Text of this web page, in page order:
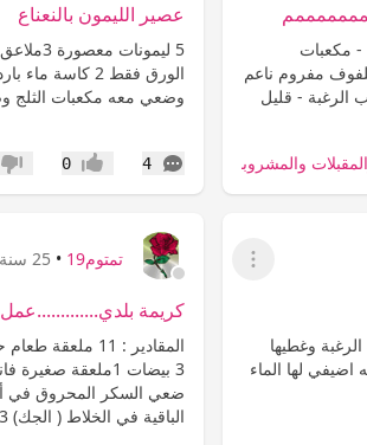
- مكعبات
مفروم ناعم
حسب الرغبة - قليل
والمشروبات
عصير الليمون بالنعناع
الورق فقط 2
وضعي معه مكعبات الثلج
4
التعليقات إعجاب0
عرض القائمة
وغطيها
اضيفي لها الماء
تمتوم19 • 25 سنة
كريمة
الباقية في الخلاط ( الجك) 3-...